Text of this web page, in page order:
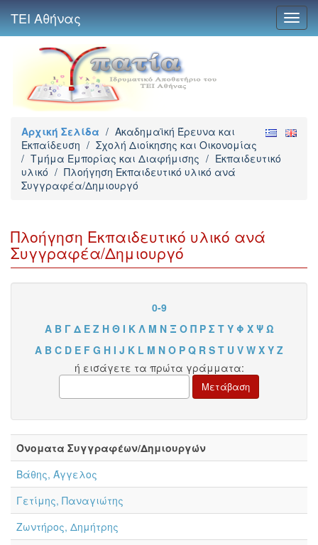
ΤΕΙ Αθήνας
Αρχική Σελίδα / Ακαδημαϊκή Έρευνα και
Εκπαίδευση / Σχολή Διοίκησης και Οικονομίας
/ Τμήμα Εμπορίας και Διαφήμισης / Εκπαιδευτικό
υλικό / Πλοήγηση Εκπαιδευτικό υλικό ανά
Συγγραφέα/Δημιουργό
Πλοήγηση Εκπαιδευτικό υλικό ανά
Συγγραφέα/Δημιουργό
0-9
Α Β Γ Δ Ε Ζ Η Θ Ι Κ Λ Μ Ν Ξ Ο Π Ρ Σ Τ Υ Φ Χ Ψ Ω
A B C D E F G H I J K L M N O P Q R S T U V W X Y Z
ή εισάγετε τα πρώτα γράμματα:
Όνοματα Συγγραφέων/Δημιουργών
Βάθης, Άγγελος
Γετίμης, Παναγιώτης
Ζωντήρος, Δημήτρης